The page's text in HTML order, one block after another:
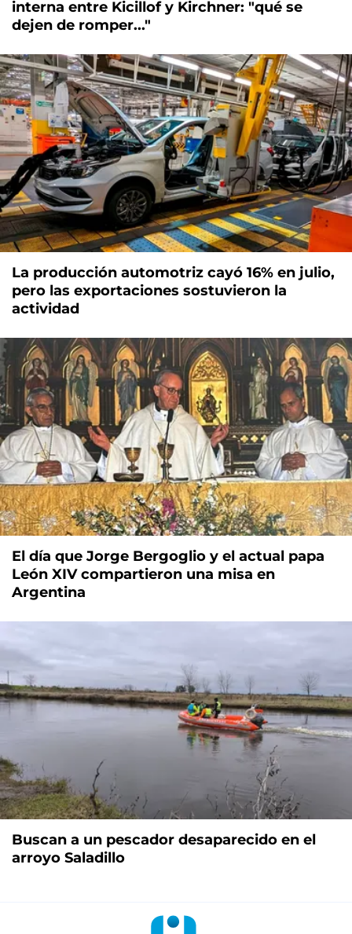
interna entre Kicillof y Kirchner: "qué se
dejen de romper..."
La producción automotriz cayó 16% en julio,
pero las exportaciones sostuvieron la
actividad
El día que Jorge Bergoglio y el actual papa
León XIV compartieron una misa en
Argentina
Buscan a un pescador desaparecido en el
arroyo Saladillo